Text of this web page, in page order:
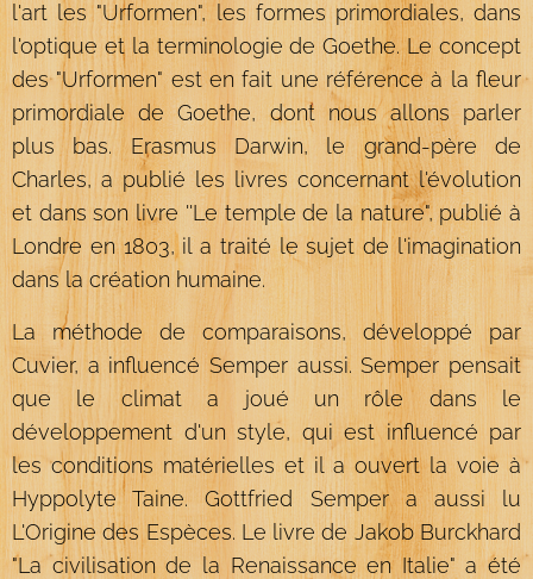
l'art les "Urformen", les formes primordiales, dans
l'optique et la terminologie de Goethe. Le concept
des "Urformen" est en fait une référence à la fleur
primordiale de Goethe, dont nous allons parler
plus bas. Erasmus Darwin, le grand-père de
Charles, a publié les livres concernant l'évolution
et dans son livre ''Le temple de la nature", publié à
Londre en 1803, il a traité le sujet de l'imagination
dans la création humaine.
La méthode de comparaisons, développé par
Cuvier, a influencé Semper aussi. Semper pensait
que le climat a joué un rôle dans le
développement d'un style, qui est influencé par
les conditions matérielles et il a ouvert la voie à
Hyppolyte Taine. Gottfried Semper a aussi lu
L'Origine des Espèces. Le livre de Jakob Burckhard
"La civilisation de la Renaissance en Italie" a été